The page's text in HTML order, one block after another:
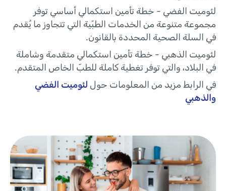
لئوميت الفضي - خطة تأمين استكمالي أساسي توفر
مجموعة متنوعة من الخدمات الطبّية التي تتجاوز ما يُقدم
في السلة الصحية المحددة بالقانون.
لئوميت الذهبي - خطة تأمين استكمالي متقدمة وشاملة
في البلاد، والتي توفر تغطية كاملة للطبّ الخاص المتقدم.
في الرابط مزيد من المعلومات حول لئوميت الفضي
والذهبي